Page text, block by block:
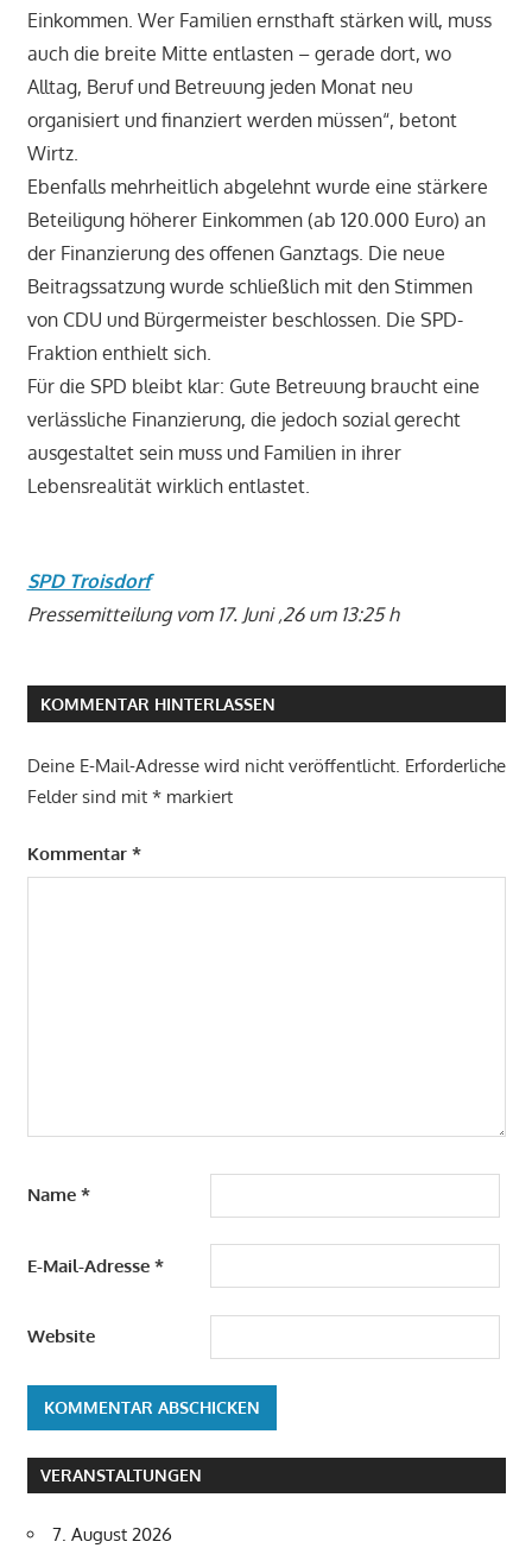
Einkommen. Wer Familien ernsthaft stärken will, muss
auch die breite Mitte entlasten – gerade dort, wo
Alltag, Beruf und Betreuung jeden Monat neu
organisiert und finanziert werden müssen“, betont
Wirtz.
Ebenfalls mehrheitlich abgelehnt wurde eine stärkere
Beteiligung höherer Einkommen (ab 120.000 Euro) an
der Finanzierung des offenen Ganztags. Die neue
Beitragssatzung wurde schließlich mit den Stimmen
von CDU und Bürgermeister beschlossen. Die SPD-
Fraktion enthielt sich.
Für die SPD bleibt klar: Gute Betreuung braucht eine
verlässliche Finanzierung, die jedoch sozial gerecht
ausgestaltet sein muss und Familien in ihrer
Lebensrealität wirklich entlastet.
SPD Troisdorf
Pressemitteilung vom 17. Juni ‚26 um 13:25 h
KOMMENTAR HINTERLASSEN
Deine E-Mail-Adresse wird nicht veröffentlicht. Erforderliche
Felder sind mit *markiert
Kommentar *
Name *
E-Mail-Adresse *
Website
VERANSTALTUNGEN
7. August 2026